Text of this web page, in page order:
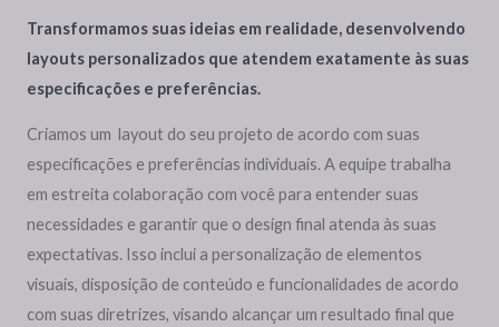
Transformamos suas ideias em realidade, desenvolvendo
layouts personalizados que atendem exatamente às suas
especificações e preferências.
Criamos um layout do seu projeto de acordo com suas
especificações e preferências individuais. A equipe trabalha
em estreita colaboração com você para entender suas
necessidades e garantir que o design final atenda às suas
expectativas. Isso inclui a personalização de elementos
visuais, disposição de conteúdo e funcionalidades de acordo
com suas diretrizes, visando alcançar um resultado final que